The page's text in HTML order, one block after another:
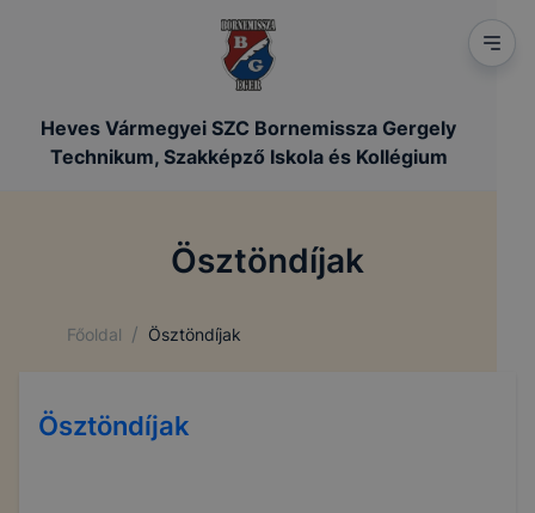
Heves Vármegyei SZC Bornemissza Gergely
Technikum, Szakképző Iskola és Kollégium
Ösztöndíjak
Főoldal / Ösztöndíjak
Ösztöndíjak